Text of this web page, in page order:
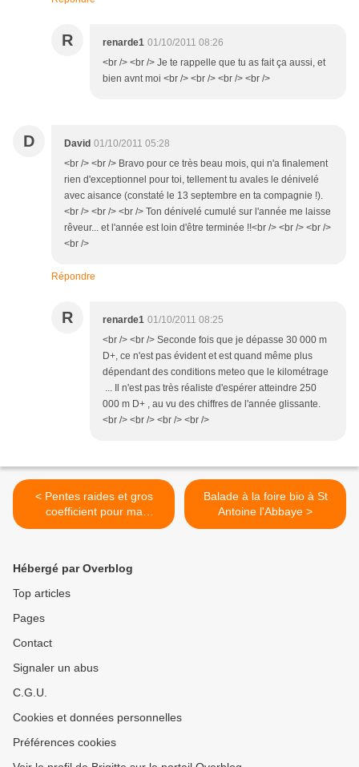
R renarde1 01/10/2011 08:26
<br /> <br /> Je te rappelle que tu as fait ça aussi, et
bien avnt moi <br /> <br /> <br /> <br />
D David 01/10/2011 05:28
<br /> <br /> Bravo pour ce très beau mois, qui n'a finalement
rien d'exceptionnel pour toi, tellement tu avales le dénivelé
avec aisance (constaté le 13 septembre en ta compagnie !).
<br /> <br /> <br /> Ton dénivelé cumulé sur l'année me laisse
rêveur... et l'année est loin d'être terminée !!<br /> <br /> <br />
<br />
Répondre
R renarde1 01/10/2011 08:25
<br /> <br /> Seconde fois que je dépasse 30 000 m
D+, ce n'est pas évident et est quand même plus
dépendant des conditions meteo que le kilométrage
... Il n'est pas très réaliste d'espérer atteindre 250
000 m D+ , au vu des chiffres de l'année glissante.
<br /> <br /> <br /> <br />
< Pentes raides et gros
coefficient pour ma
seconde visite à Mr Karman
Balade à la foire bio à St
Antoine l'Abbaye >
Hébergé par Overblog
Top articles
Pages
Contact
Signaler un abus
C.G.U.
Cookies et données personnelles
Préférences cookies